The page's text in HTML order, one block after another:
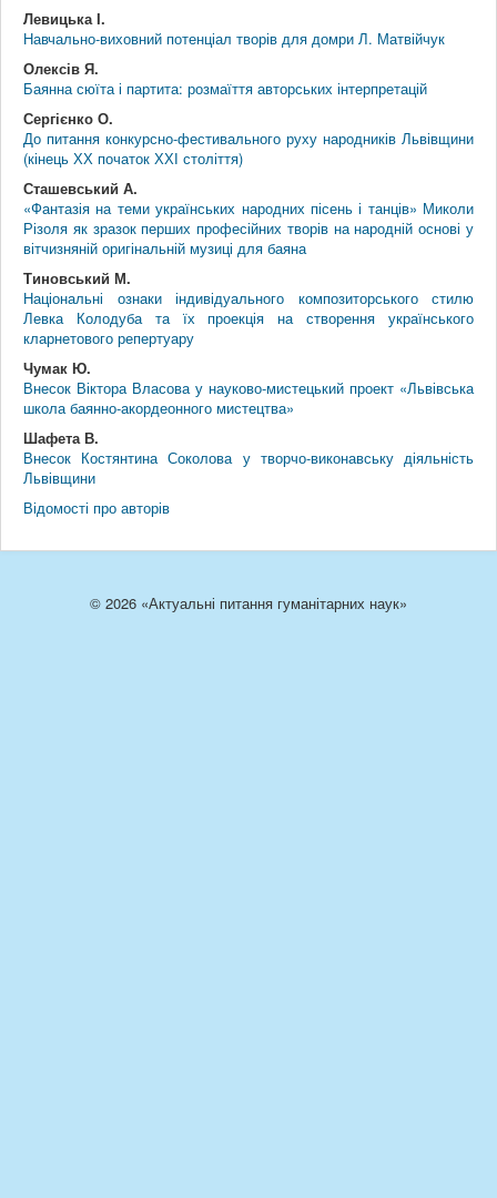
Левицька І.
Навчально-виховний потенціал творів для домри Л. Матвійчук
Олексів Я.
Баянна сюїта і партита: розмаїття авторських інтерпретацій
Сергієнко О.
До питання конкурсно-фестивального руху народників Львівщини
(кінець ХХ початок ХХІ століття)
Сташевський А.
«Фантазія на теми українських народних пісень і танців» Миколи
Різоля як зразок перших професійних творів на народній основі у
вітчизняній оригінальній музиці для баяна
Тиновський М.
Національні ознаки індивідуального композиторського стилю
Левка Колодуба та їх проекція на створення українського
кларнетового репертуару
Чумак Ю.
Внесок Віктора Власова у науково-мистецький проект «Львівська
школа баянно-акордеонного мистецтва»
Шафета В.
Внесок Костянтина Соколова у творчо-виконавську діяльність
Львівщини
Відомості про авторів
© 2026 «Актуальні питання гуманітарних наук»